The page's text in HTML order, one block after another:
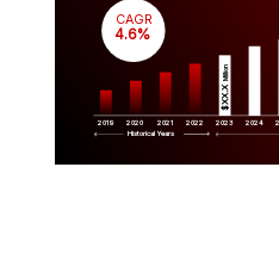
2019 2020 2021 2022 2023 2024
$XX.X
Million
CAGR
4.6%
Historical Years